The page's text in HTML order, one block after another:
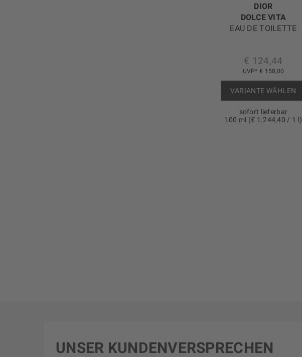
DIOR
DOLCE VITA
EAU DE TOILETTE
UVP* € 158,00
€ 124,44
VARIANTE WÄHLEN
sofort lieferbar
100 ml (€ 1.244,40 / 1 l)
UNSER KUNDENVERSPRECHEN